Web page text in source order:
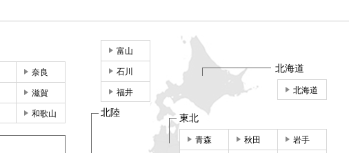
北海道
北海道
東北
青森 秋田 岩手
富山
石川
福井
北陸
奈良
滋賀
和歌山